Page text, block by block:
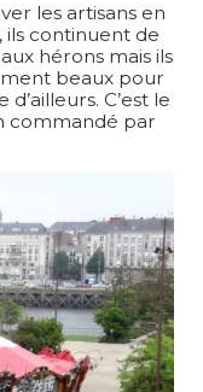
les artisans en
ils continuent de
hérons mais ils
beaux pour
C’est le
commandé par